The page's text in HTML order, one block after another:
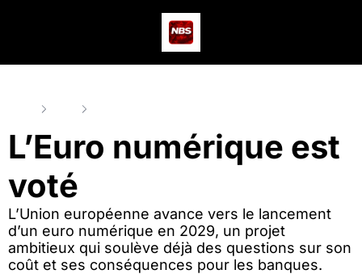
L’Euro numérique est
voté
L’Union européenne avance vers le lancement
d’un euro numérique en 2029, un projet
ambitieux qui soulève déjà des questions sur son
coût et ses conséquences pour les banques.